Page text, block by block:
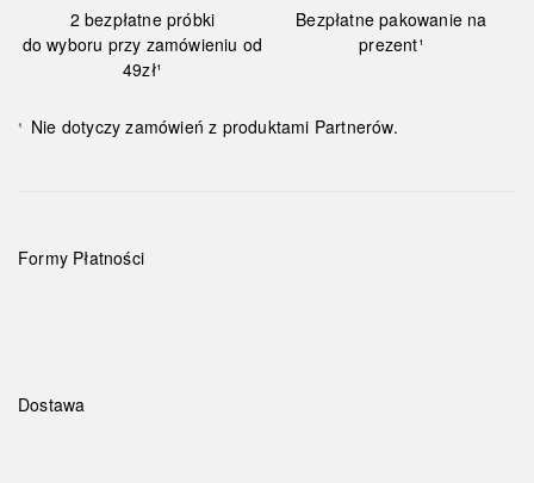
2 bezpłatne próbki
do wyboru przy zamówieniu od
49zł¹
Bezpłatne pakowanie na
prezent¹
¹ Nie dotyczy zamówień z produktami Partnerów.
Formy Płatności
Dostawa